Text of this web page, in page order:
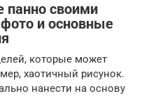
панно своими
и основные
которые может
хаотичный рисунок.
нанести на основу